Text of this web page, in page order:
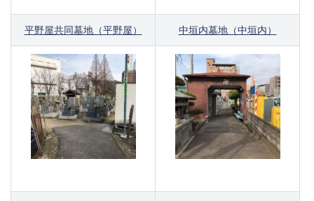
平野屋共同墓地（平野屋） 中垣内墓地（中垣内）